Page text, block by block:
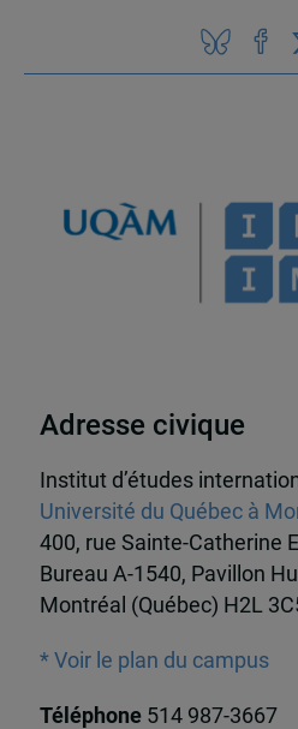
Adresse civique
Institut d’études
Université du Québec à
400, rue Sainte-Catherine
Bureau A-1540, Pavillon
Montréal (Québec) H2L
* Voir le plan du campus
Téléphone 514 987-3667